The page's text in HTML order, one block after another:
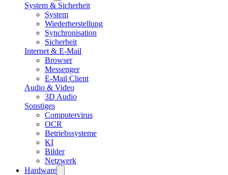
System & Sicherheit
System
Wiederherstellung
Synchronisation
Sicherheit
Internet & E-Mail
Browser
Messenger
E-Mail Client
Audio & Video
3D Audio
Sonstiges
Computervirus
OCR
Betriebssysteme
KI
Bilder
Netzwerk
Hardware